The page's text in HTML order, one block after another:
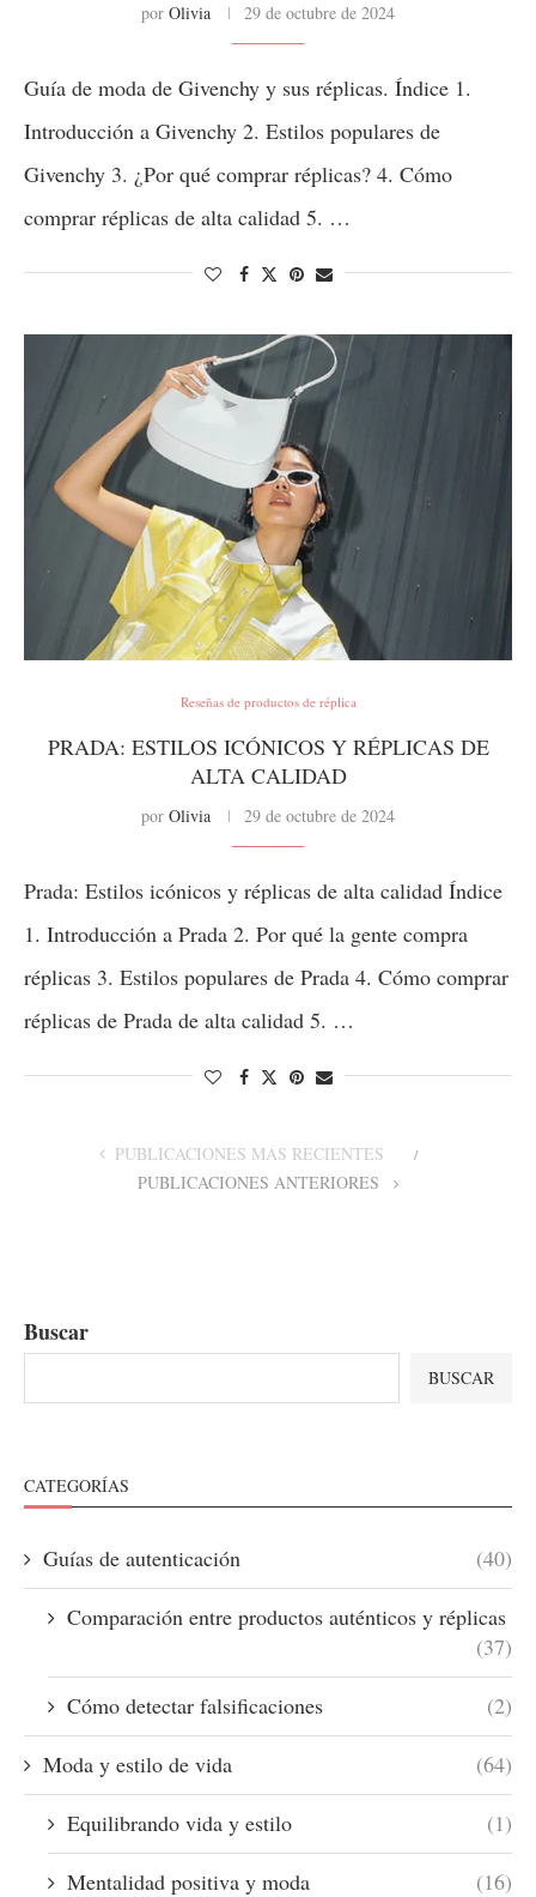
por Olivia 29 de octubre de 2024
Guía de moda de Givenchy y sus réplicas. Índice 1.
Introducción a Givenchy 2. Estilos populares de
Givenchy 3. ¿Por qué comprar réplicas? 4. Cómo
comprar réplicas de alta calidad 5. …
Reseñas de productos de réplica
PRADA: ESTILOS ICÓNICOS Y RÉPLICAS DE
ALTA CALIDAD
por Olivia 29 de octubre de 2024
Prada: Estilos icónicos y réplicas de alta calidad Índice
1. Introducción a Prada 2. Por qué la gente compra
réplicas 3. Estilos populares de Prada 4. Cómo comprar
réplicas de Prada de alta calidad 5. …
PUBLICACIONES MÁS RECIENTES
PUBLICACIONES ANTERIORES
Buscar
BUSCAR
CATEGORÍAS
Guías de autenticación (40)
Comparación entre productos auténticos y réplicas
(37)
Cómo detectar falsificaciones (2)
Moda y estilo de vida (64)
Equilibrando vida y estilo (1)
Mentalidad positiva y moda (16)